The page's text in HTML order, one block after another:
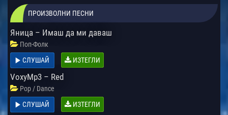
ПРОИЗВОЛНИ ПЕСНИ
Яница – Имаш да ми даваш
Поп-Фолк
СЛУШАЙ
ИЗТЕГЛИ
VoxyMp3 – Red
Pop / Dance
СЛУШАЙ
ИЗТЕГЛИ